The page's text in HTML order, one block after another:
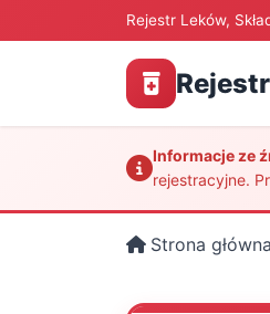
Rejestr Leków,
Informacje ze
rejestracyjne.
Strona główna